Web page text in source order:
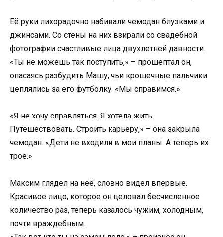
Её руки лихорадочно набивали чемодан блузками и
джинсами. Со стены на них взирали со свадебной
фотографии счастливые лица двухлетней давности.
«Ты не можешь так поступить,» – прошептал он,
опасаясь разбудить Машу, чьи крошечные пальчики
цеплялись за его футболку. «Мы справимся.»
«Я не хочу справляться. Я хотела жить.
Путешествовать. Строить карьеру,» – она закрыла
чемодан. «Дети не входили в мои планы. А теперь их
трое.»
Максим глядел на неё, словно видел впервые.
Красивое лицо, которое он целовал бесчисленное
количество раз, теперь казалось чужим, холодным,
почти враждебным.